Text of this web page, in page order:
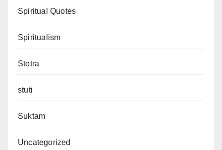
Spiritual Quotes
Spiritualism
Stotra
stuti
Suktam
Uncategorized